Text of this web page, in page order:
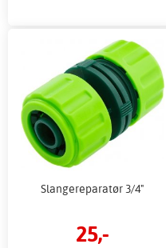
Slangereparatør 3/4"
25,-